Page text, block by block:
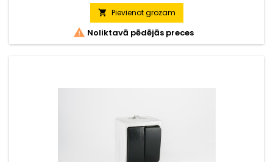
 Pievienot grozam
 Noliktavā pēdējās preces